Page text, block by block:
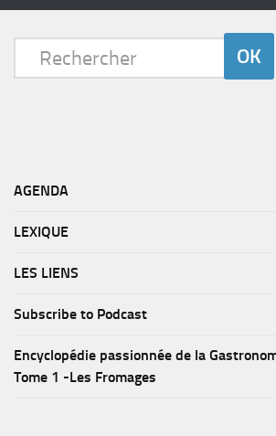
Sauces
AGENDA
LEXIQUE
LES LIENS
Subscribe to Podcast
Encyclopédie passionnée de la
Tome 1 -Les Fromages